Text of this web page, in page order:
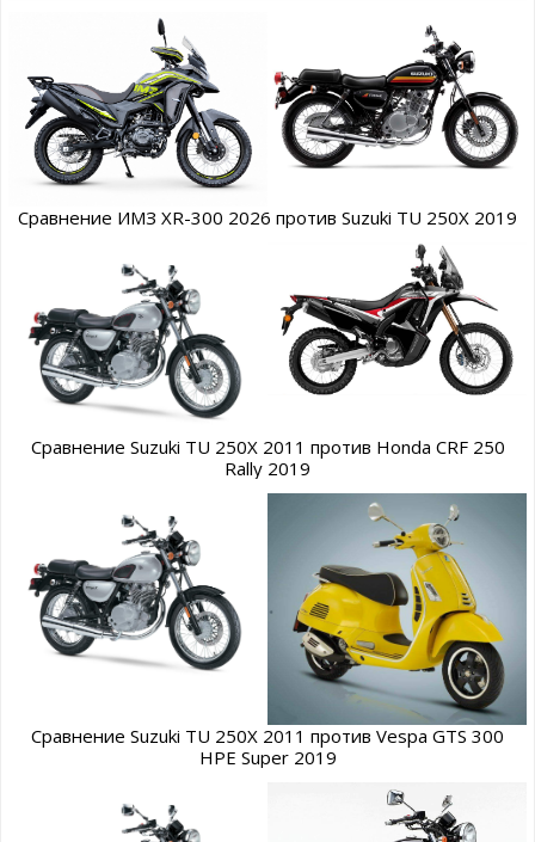
Сравнение ИМЗ XR-300 2026 против Suzuki TU 250X 2019
Сравнение Suzuki TU 250X 2011 против Honda CRF 250
Rally 2019
Сравнение Suzuki TU 250X 2011 против Vespa GTS 300
HPE Super 2019